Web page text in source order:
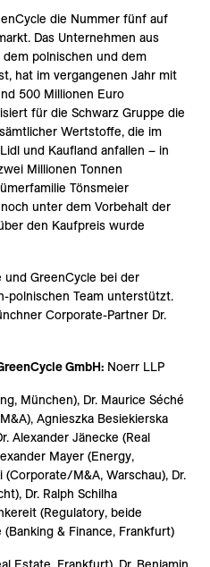
die Nummer fünf auf
Das Unternehmen aus
dem polnischen und dem
hat im vergangenen Jahr mit
500 Millionen Euro
für die Schwarz Gruppe die
Wertstoffe, die im
und Kaufland anfallen – in
Millionen Tonnen
Tönsmeier
unter dem Vorbehalt der
den Kaufpreis wurde
und GreenCycle bei der
polnischen Team unterstützt.
Corporate-Partner Dr.
GmbH: Noerr LLP
München), Dr. Maurice Séché
Agnieszka Besiekierska
Alexander Jänecke (Real
Mayer (Energy,
M&A, Warschau), Dr.
Dr. Ralph Schilha
(Regulatory, beide
(Banking & Finance, Frankfurt)